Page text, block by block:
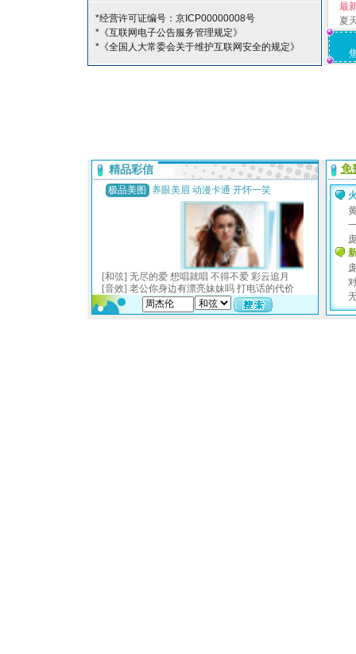
*经营许可证编号：京ICP00000008号
*《互联网电子公告服务管理规定》
*《全国人大常委会关于维护互联网安全的规定》
最
夏